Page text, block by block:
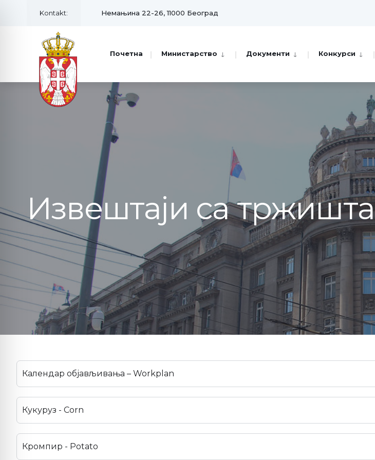
Kontakt: Немањина 22-26, 11000 Београд
Почетна Министарство Документи Конкурси
Извештаји са тржишта
Календар објављивања – Workplan
Кукуруз - Corn
Кромпир - Potato